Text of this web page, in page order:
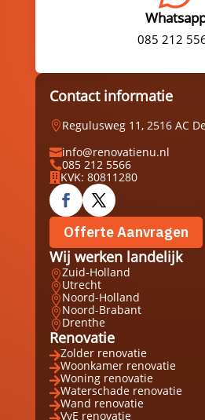
085 212
Contact informatie
Regulusweg 11, 2516 AC
info@renovatienu.nl
085 212 5566
 KVK: 80811280
Offerte Aanvragen
Wij werken landelijk
Zuid-Holland
Utrecht
Noord-Holland
Noord-Brabant
Drenthe
Renovatie
Zolder renovatie
Woonkamer renovatie
Woning renovatie
Waterschade renovatie
Wand renovatie
VvE renovatie